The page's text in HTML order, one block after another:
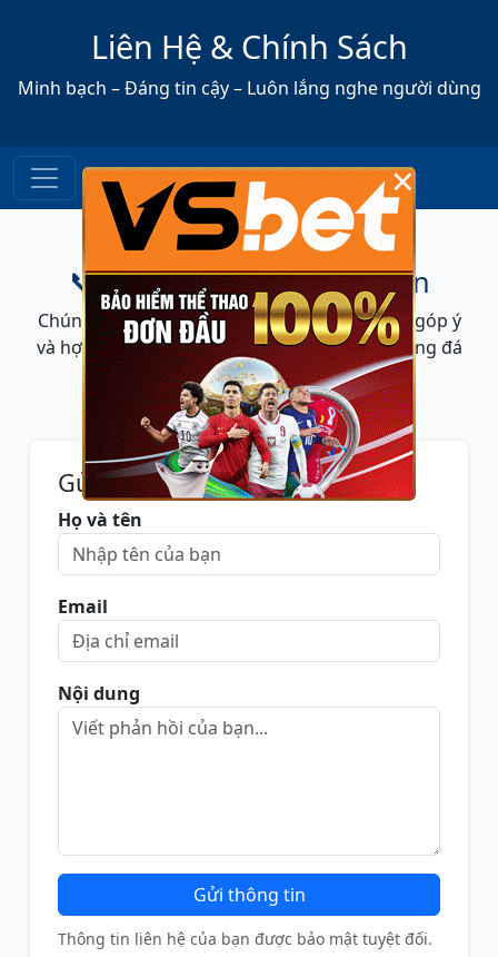
Liên Hệ & Chính Sách
Minh bạch – Đáng tin cậy – Luôn lắng nghe người dùng
📞 Liên hệ với SoiKeoPro.vn
Chúng tôi luôn sẵn sàng tiếp nhận phản hồi, góp ý
và hợp tác từ người đọc, đối tác về dữ liệu bóng đá
hoặc nội dung chuyên môn.
Gửi liên hệ nhanh
Họ và tên
Email
Nội dung
Gửi thông tin
Thông tin liên hệ của bạn được bảo mật tuyệt đối.
×